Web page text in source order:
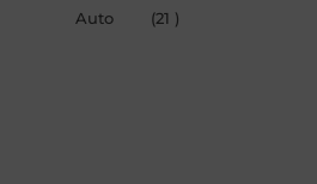
Auto
(21 )